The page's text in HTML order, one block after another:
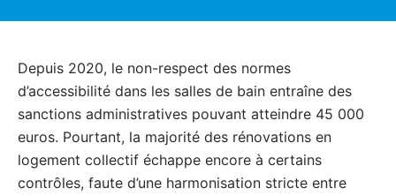
Depuis 2020, le non-respect des normes
d’accessibilité dans les salles de bain entraîne des
sanctions administratives pouvant atteindre 45 000
euros. Pourtant, la majorité des rénovations en
logement collectif échappe encore à certains
contrôles, faute d’une harmonisation stricte entre